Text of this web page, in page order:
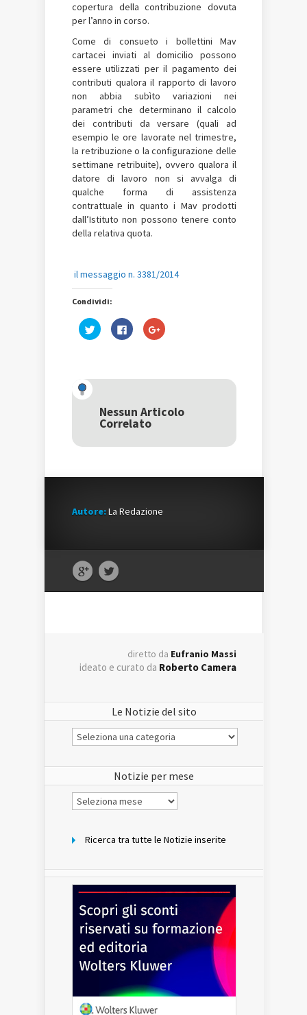
copertura della contribuzione dovuta
per l’anno in corso.
Come di consueto i bollettini Mav
cartacei inviati al domicilio possono
essere utilizzati per il pagamento dei
contributi qualora il rapporto di lavoro
non abbia subìto variazioni nei
parametri che determinano il calcolo
dei contributi da versare (quali ad
esempio le ore lavorate nel trimestre,
la retribuzione o la configurazione delle
settimane retribuite), ovvero qualora il
datore di lavoro non si avvalga di
qualche forma di assistenza
contrattuale in quanto i Mav prodotti
dall’Istituto non possono tenere conto
della relativa quota.
il messaggio n. 3381/2014
Condividi:
Fai
clic
una
nuova
finestra)
Fai
clic
nuova
finestra)
Fai
clic
una
nuova
Nessun Articolo
Correlato
Autore:La Redazione
diretto da Eufranio Massi
ideato e curato da Roberto Camera
Le Notizie del sito
Le
Notizie
Notizie per mese
Notizie
per
Ricerca tra tutte le Notizie inserite